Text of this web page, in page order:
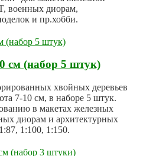
военных диорам,
и пр.хобби.
см (набор 5 штук)
хвойных деревьев
7-10 см, в наборе 5 штук.
в макетах железных
диорам и архитектурных
1:100, 1:150.